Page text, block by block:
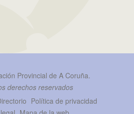
Provincial de A Coruña.
derechos reservados
Política de privacidad